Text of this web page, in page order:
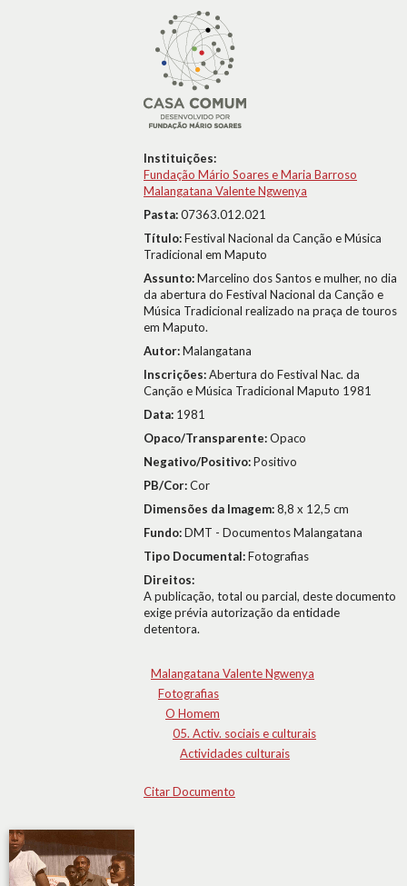
Instituições:
Fundação Mário Soares e Maria Barroso
Malangatana Valente Ngwenya
Pasta:07363.012.021
Título:Festival Nacional da Canção e Música
Tradicional em Maputo
Assunto:Marcelino dos Santos e mulher, no dia
da abertura do Festival Nacional da Canção e
Música Tradicional realizado na praça de touros
em Maputo.
Autor:Malangatana
Inscrições:Abertura do Festival Nac. da
Canção e Música Tradicional Maputo 1981
Data: 1981
Opaco/Transparente:Opaco
Negativo/Positivo:Positivo
PB/Cor:Cor
Dimensões da Imagem:8,8 x 12,5 cm
Fundo:DMT - Documentos Malangatana
Tipo Documental:Fotografias
Direitos:
A publicação, total ou parcial, deste documento
exige prévia autorização da entidade
detentora.
Malangatana Valente Ngwenya
Fotografias
O Homem
05. Activ. sociais e culturais
Actividades culturais
Citar Documento